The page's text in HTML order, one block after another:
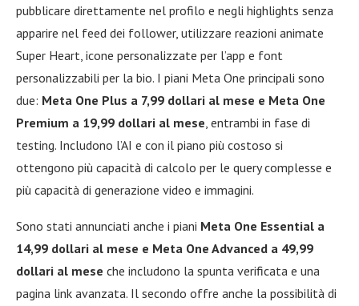
pubblicare direttamente nel profilo e negli highlights senza
apparire nel feed dei follower, utilizzare reazioni animate
Super Heart, icone personalizzate per l’app e font
personalizzabili per la bio. I piani Meta One principali sono
due: Meta One Plus a 7,99 dollari al mese e Meta One
Premium a 19,99 dollari al mese, entrambi in fase di
testing. Includono l’AI e con il piano più costoso si
ottengono più capacità di calcolo per le query complesse e
più capacità di generazione video e immagini.
Sono stati annunciati anche i piani Meta One Essential a
14,99 dollari al mese e Meta One Advanced a 49,99
dollari al mese che includono la spunta verificata e una
pagina link avanzata. Il secondo offre anche la possibilità di